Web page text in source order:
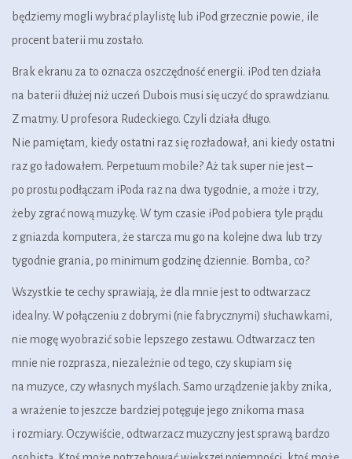
będziemy mogli wybrać playlistę lub iPod grzecznie powie, ile
procent baterii mu zostało.
Brak ekranu za to oznacza oszczędność energii. iPod ten działa
na baterii dłużej niż uczeń Dubois musi się uczyć do sprawdzianu.
Z matmy. U profesora Rudeckiego. Czyli działa długo.
Nie pamiętam, kiedy ostatni raz się rozładował, ani kiedy ostatni
raz go ładowałem. Perpetuum mobile? Aż tak super nie jest –
po prostu podłączam iPoda raz na dwa tygodnie, a może i trzy,
żeby zgrać nową muzykę. W tym czasie iPod pobiera tyle prądu
z gniazda komputera, że starcza mu go na kolejne dwa lub trzy
tygodnie grania, po minimum godzinę dziennie. Bomba, co?
Wszystkie te cechy sprawiają, że dla mnie jest to odtwarzacz
idealny. W połączeniu z dobrymi (nie fabrycznymi) słuchawkami,
nie mogę wyobrazić sobie lepszego zestawu. Odtwarzacz ten
mnie nie rozprasza, niezależnie od tego, czy skupiam się
na muzyce, czy własnych myślach. Samo urządzenie jakby znika,
a wrażenie to jeszcze bardziej potęguje jego znikoma masa
i rozmiary. Oczywiście, odtwarzacz muzyczny jest sprawą bardzo